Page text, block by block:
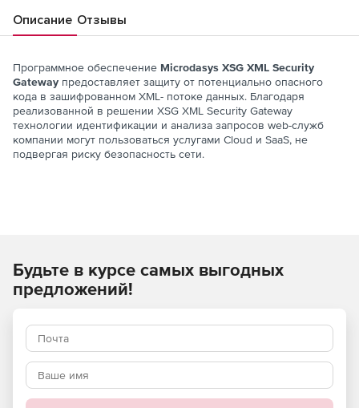
Описание Отзывы
Программное обеспечение Microdasys XSG XML Security
Gateway предоставляет защиту от потенциально опасного
кода в зашифрованном XML- потоке данных. Благодаря
реализованной в решении XSG XML Security Gateway
технологии идентификации и анализа запросов web-служб
компании могут пользоваться услугами Cloud и SaaS, не
подвергая риску безопасность сети.
Будьте в курсе самых выгодных
предложений!